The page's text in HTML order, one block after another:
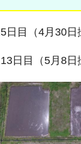
日目（4月30日
日目（5月8日